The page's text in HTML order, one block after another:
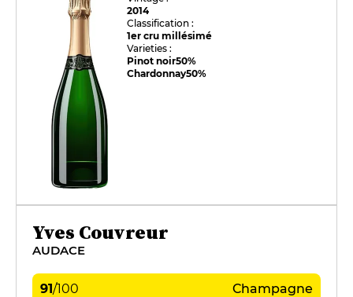
2014
Classification :
1er cru millésimé
Varieties :
Pinot noir50%
Chardonnay50%
Yves Couvreur
AUDACE
91/100 Champagne